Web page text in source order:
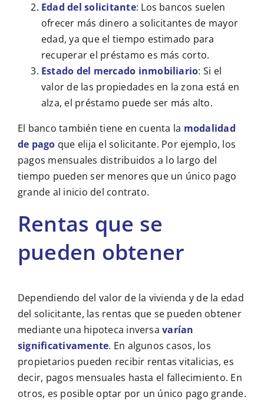
Edad del solicitante: Los bancos suelen
ofrecer más dinero a solicitantes de mayor
edad, ya que el tiempo estimado para
recuperar el préstamo es más corto.
Estado del mercado inmobiliario: Si el
valor de las propiedades en la zona está en
alza, el préstamo puede ser más alto.
El banco también tiene en cuenta la modalidad
de pago que elija el solicitante. Por ejemplo, los
pagos mensuales distribuidos a lo largo del
tiempo pueden ser menores que un único pago
grande al inicio del contrato.
Rentas que se
pueden obtener
Dependiendo del valor de la vivienda y de la edad
del solicitante, las rentas que se pueden obtener
mediante una hipoteca inversavarían
significativamente. En algunos casos, los
propietarios pueden recibir rentas vitalicias, es
decir, pagos mensuales hasta el fallecimiento. En
otros, es posible optar por un único pago grande.